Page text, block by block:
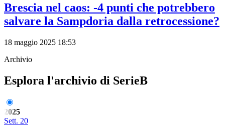
Brescia nel caos: -4 punti che potrebbero
salvare la Sampdoria dalla retrocessione?
18 maggio 2025 18:53
Archivio
Esplora l'archivio di SerieB
2025
Sett. 20